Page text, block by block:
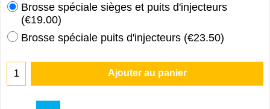
Brosse spéciale sièges et puits d'injecteurs
(€19.00)
Brosse spéciale puits d'injecteurs (€23.50)
Ajouter au panier